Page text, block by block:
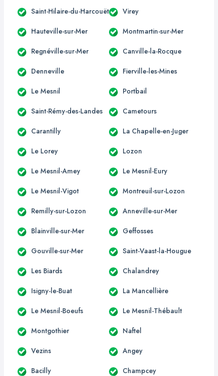
Saint-Hilaire-du-Harcouët Virey
Hauteville-sur-Mer Montmartin-sur-Mer
Regnéville-sur-Mer Canville-la-Rocque
Denneville Fierville-les-Mines
Le Mesnil Portbail
Saint-Rémy-des-Landes Cametours
Carantilly La Chapelle-en-Juger
Le Lorey Lozon
Le Mesnil-Amey Le Mesnil-Eury
Le Mesnil-Vigot Montreuil-sur-Lozon
Remilly-sur-Lozon Anneville-sur-Mer
Blainville-sur-Mer Geffosses
Gouville-sur-Mer Saint-Vaast-la-Hougue
Les Biards Chalandrey
Isigny-le-Buat La Mancellière
Le Mesnil-Boeufs Le Mesnil-Thébault
Montgothier Naftel
Vezins Angey
Bacilly Champcey